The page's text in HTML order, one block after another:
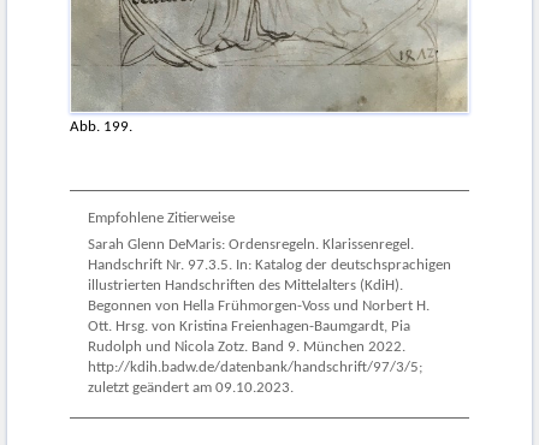
Abb. 199.
Empfohlene Zitierweise
Sarah Glenn DeMaris: Ordensregeln. Klarissenregel.
Handschrift Nr. 97.3.5. In: Katalog der deutschsprachigen
illustrierten Handschriften des Mittelalters (KdiH).
Begonnen von Hella Frühmorgen-Voss und Norbert H.
Ott. Hrsg. von Kristina Freienhagen-Baumgardt, Pia
Rudolph und Nicola Zotz. Band 9. München 2022.
http://kdih.badw.de/datenbank/handschrift/97/3/5;
zuletzt geändert am 09.10.2023.